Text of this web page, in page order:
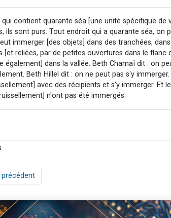
contient quarante séa [une unité spécifique de
ils sont purs. Tout endroit qui a quarante séa, on
immerger [des objets] dans des tranchées,
reliées, par de petites ouvertures dans le flanc
dans la vallée. Beth Chamaï dit : on
Beth Hillel dit : on ne peut pas s'y immerger.
avec des récipients et s'y immerger. Et
n'ont pas été immergés.